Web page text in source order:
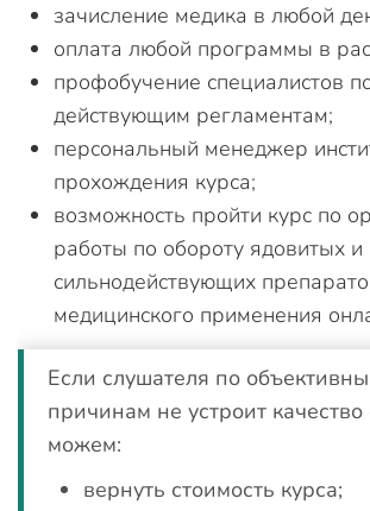
зачисление медика в любой
оплата любой программы в
профобучение специалистов
действующим регламентам;
персональный менеджер
прохождения курса;
возможность пройти курс по
работы по обороту ядовитых и
сильнодействующих
медицинского применения
Если слушателя по
причинам не устроит качество
можем:
вернуть стоимость курса;